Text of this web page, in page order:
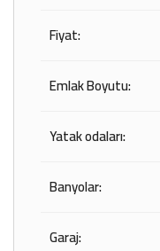
Fiyat:
Emlak Boyutu:
Yatak odaları:
Banyolar:
Garaj: